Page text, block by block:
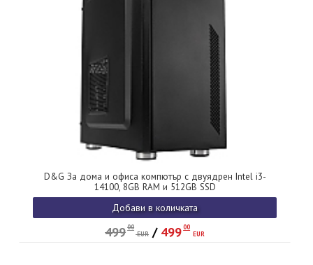
D&G За дома и офиса компютър с двуядрен Intel i3-
14100, 8GB RAM и 512GB SSD
Добави в количката
49900
EUR / 49900
EUR